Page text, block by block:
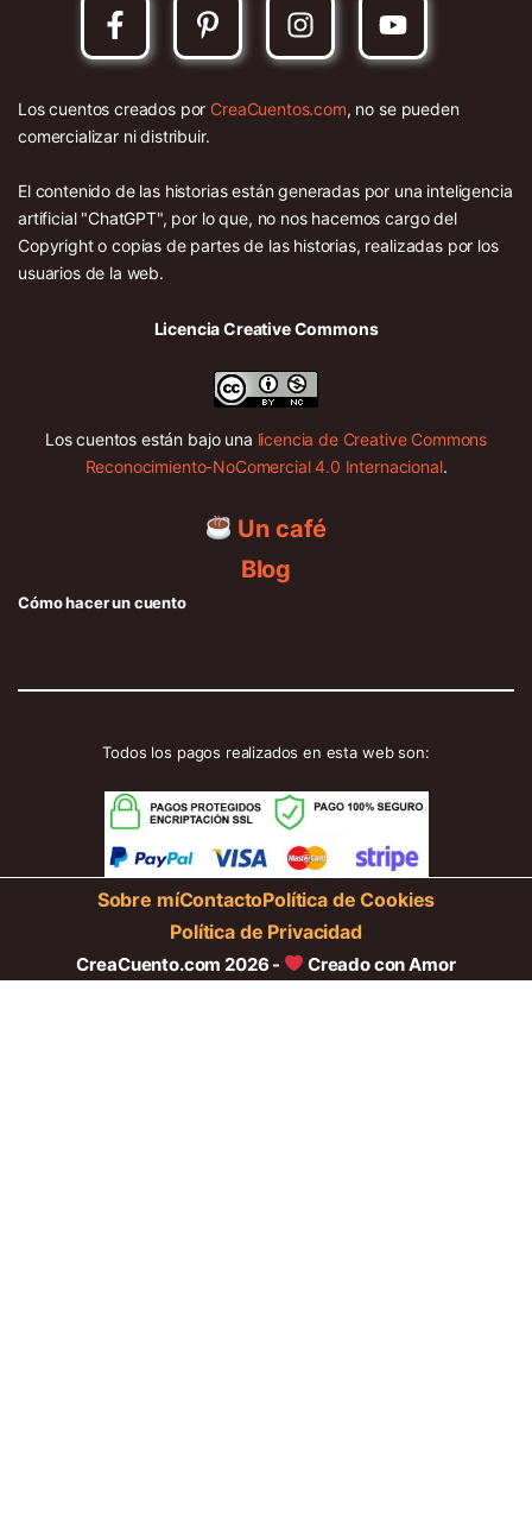
Los cuentos creados por CreaCuentos.com, no se pueden
comercializar ni distribuir.
El contenido de las historias están generadas por una inteligencia
artificial "ChatGPT", por lo que, no nos hacemos cargo del
Copyright o copias de partes de las historias, realizadas por los
usuarios de la web.
Licencia Creative Commons
Los cuentos están bajo una licencia de Creative Commons
Reconocimiento-NoComercial 4.0 Internacional.
Un café
Blog
Cómo hacer un cuento
Todos los pagos realizados en esta web son:
Sobre míContactoPolítica de Cookies
Política de Privacidad
CreaCuento.com 2026 - Creado con Amor